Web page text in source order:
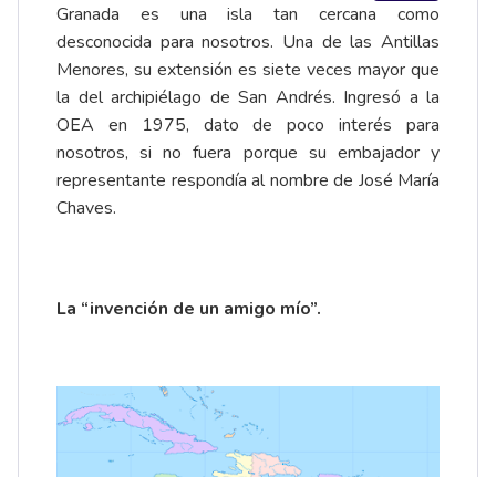
Granada es una isla tan cercana como
desconocida para nosotros. Una de las Antillas
Menores, su extensión es siete veces mayor que
la del archipiélago de San Andrés. Ingresó a la
OEA en 1975, dato de poco interés para
nosotros, si no fuera porque su embajador y
representante respondía al nombre de José María
Chaves.
La “invención de un amigo mío”.